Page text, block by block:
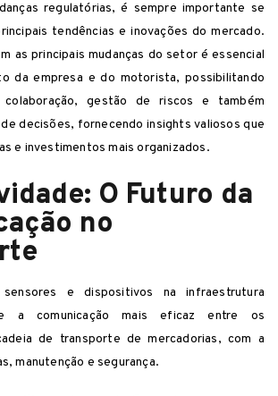
regulatórias, é sempre importante se
tendências e inovações do mercado.
as principais mudanças do setor é essencial
da empresa e do motorista, possibilitando
colaboração, gestão de riscos e também
decisões, fornecendo insights valiosos que
e investimentos mais organizados.
O Futuro da
no
e dispositivos na infraestrutura
a comunicação mais eficaz entre os
de transporte de mercadorias, com a
manutenção e segurança.